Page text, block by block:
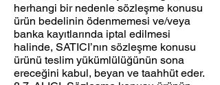
herhangi bir nedenle sözleşme konusu
ürün bedelinin ödenmemesi ve/veya
banka kayıtlarında iptal edilmesi
halinde, SATICI’nın sözleşme konusu
ürünü teslim yükümlülüğünün sona
ereceğini kabul, beyan ve taahhüt eder.